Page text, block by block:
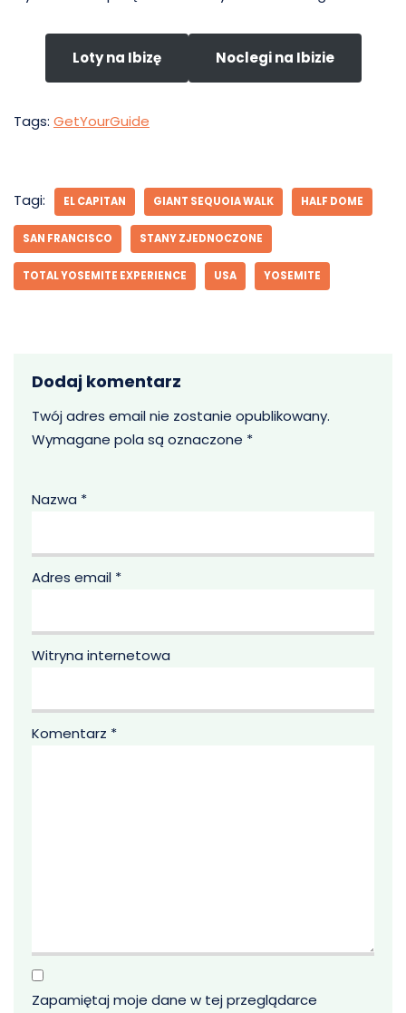
Loty na Ibizę Noclegi na Ibizie
Tags: GetYourGuide
Tagi: EL CAPITAN GIANT SEQUOIA WALK HALF DOME
SAN FRANCISCO STANY ZJEDNOCZONE
TOTAL YOSEMITE EXPERIENCE USA YOSEMITE
Dodaj komentarz
Twój adres email nie zostanie opublikowany.
Wymagane pola są oznaczone *
Nazwa *
Adres email *
Witryna internetowa
Komentarz *
Zapamiętaj moje dane w tej przeglądarce